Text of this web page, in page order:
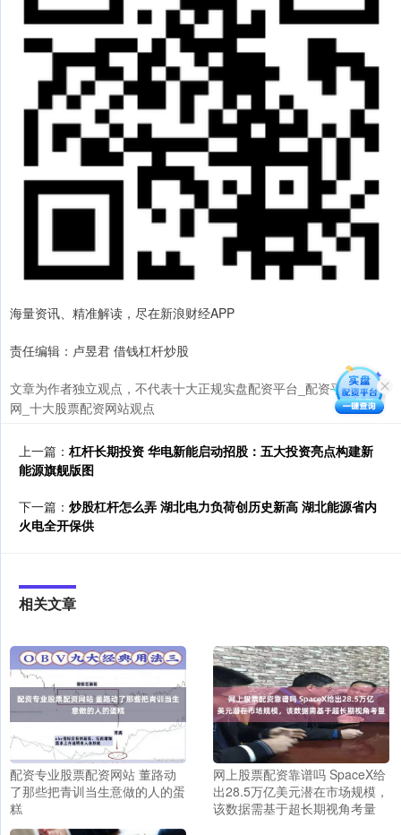
海量资讯、精准解读，尽在新浪财经APP
责任编辑：卢昱君 借钱杠杆炒股
文章为作者独立观点，不代表十大正规实盘配资平台_配资平台查询
网_十大股票配资网站观点
上一篇： 杠杆长期投资 ​华电新能启动招股：五大投资亮点构建新
能源旗舰版图
下一篇： 炒股杠杆怎么弄 湖北电力负荷创历史新高 湖北能源省内
火电全开保供
相关文章
配资专业股票配资网站 董路动
了那些把青训当生意做的人的蛋
糕
网上股票配资靠谱吗 SpaceX给
出28.5万亿美元潜在市场规模，
该数据需基于超长期视角考量